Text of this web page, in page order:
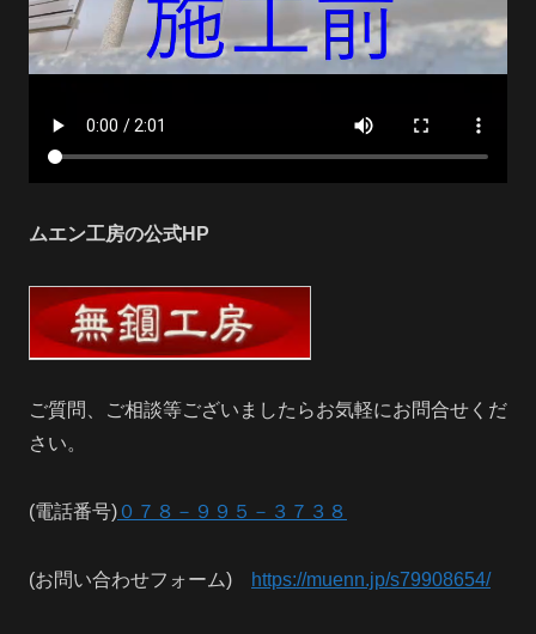
ムエン工房の公式HP
ご質問、ご相談等ございましたらお気軽にお問合せくだ
さい。
(電話番号) ０７８－９９５－３７３８
(お問い合わせフォーム) https://muenn.jp/s79908654/